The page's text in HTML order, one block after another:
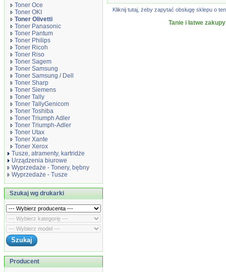
Toner Oce
Toner OKI
Toner Olivetti
Toner Panasonic
Toner Pantum
Toner Philips
Toner Ricoh
Toner Riso
Toner Sagem
Toner Samsung
Toner Samsung / Dell
Toner Sharp
Toner Siemens
Toner Tally
Toner TallyGenicom
Toner Toshiba
Toner Triumph Adler
Toner Triumph-Adler
Toner Utax
Toner Xante
Toner Xerox
Tusze, atramenty, kartridże
Urządzenia biurowe
Wyprzedaże - Tonery, bębny
Wyprzedaże - Tusze
Szukaj wg drukarki
Producent
Kliknij tutaj, żeby zapytać obsługę sklepu o
Tanie i łatwe